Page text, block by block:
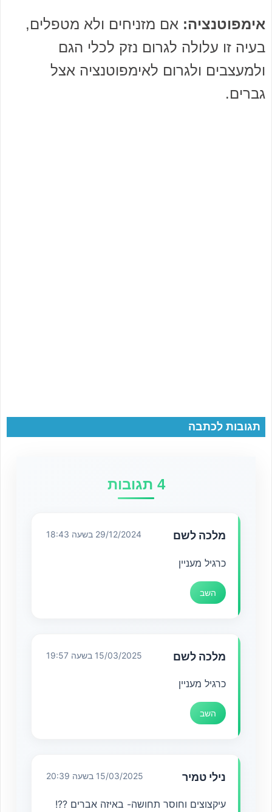
אימפוטנציה: אם מזניחים ולא מטפלים,
בעיה זו עלולה לגרום נזק לכלי הגם
ולמעצבים ולגרום לאימפוטנציה אצל
גברים.
תגובות לכתבה
4 תגובות
מלכה לשם 29/12/2024 בשעה 18:43
כרגיל מעניין
השב
מלכה לשם 15/03/2025 בשעה 19:57
כרגיל מעניין
השב
נילי טמיר 15/03/2025 בשעה 20:39
עיקצוצים וחוסר תחושה- באיזה אברים ??!